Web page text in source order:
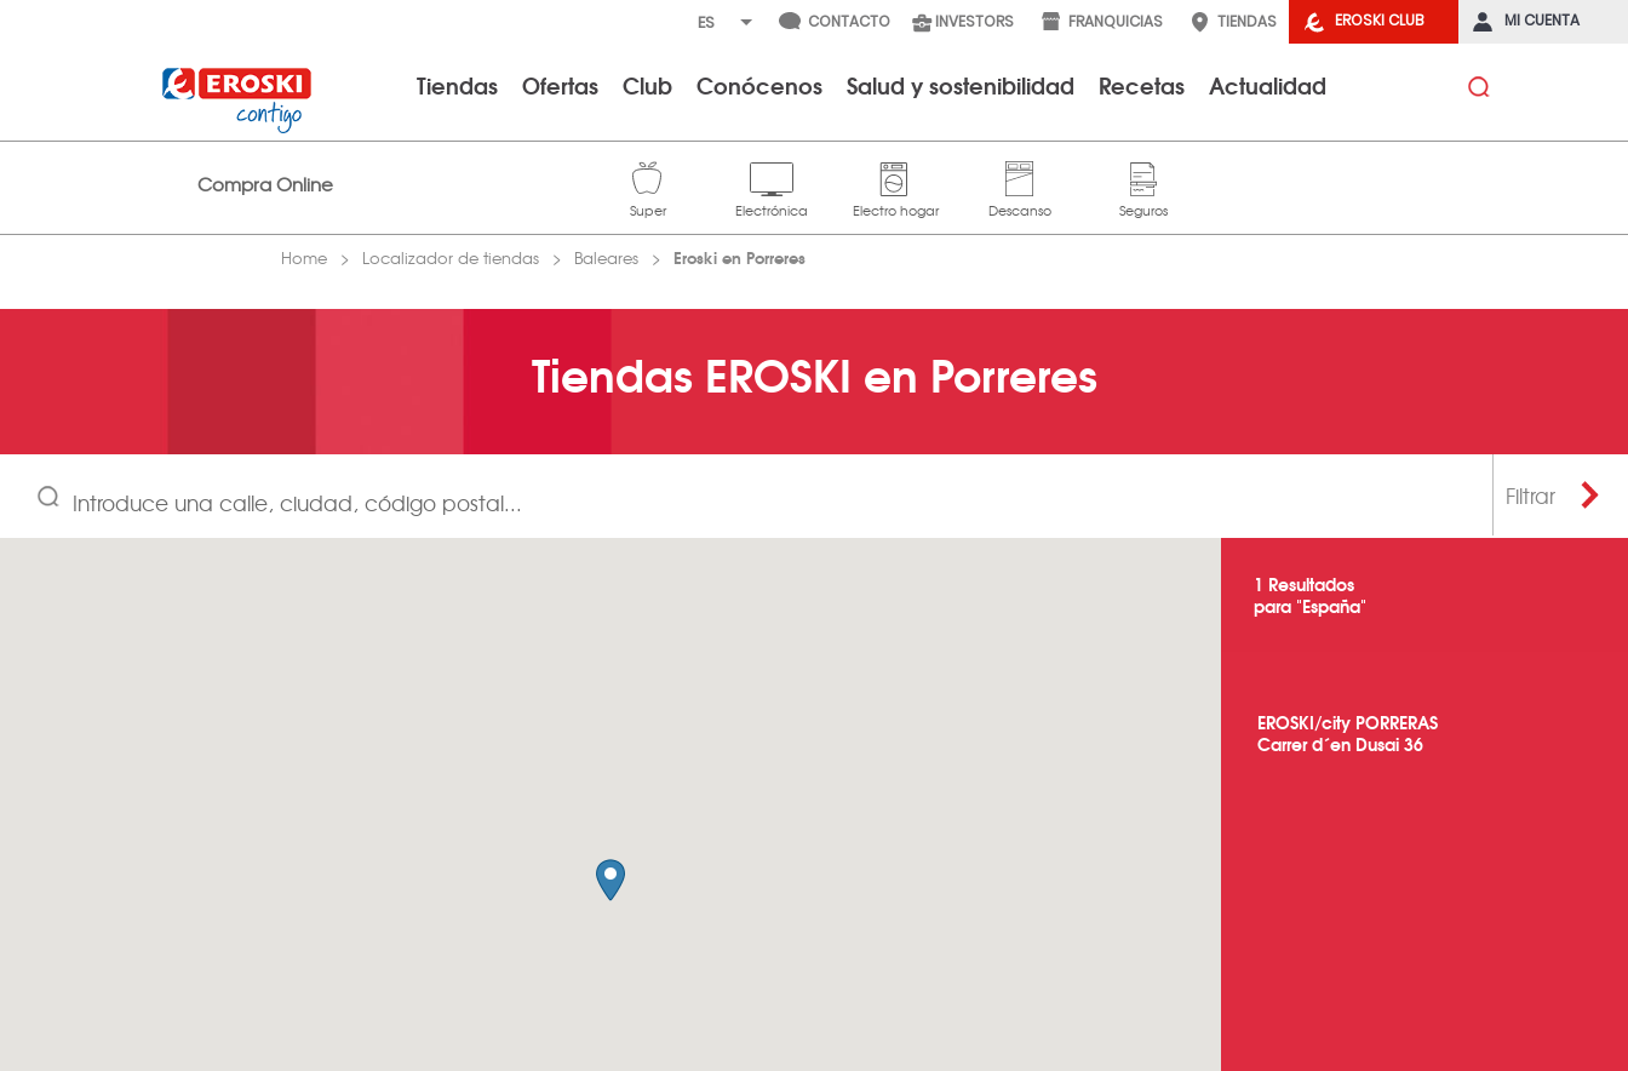
EROSKI CLUB MI CUENTA
CONTACTO INVESTORS FRANQUICIAS TIENDAS
Tiendas Ofertas Club Conócenos Salud y sostenibilidad Recetas Actualidad
Compra Online
Home Localizador de tiendas Baleares Eroski en Porreres
Tiendas EROSKI en Porreres
Introduce una calle, ciudad, código postal...
1 Resultados
para "España"
EROSKI/city PORRERAS
Carrer d´en Dusai 36